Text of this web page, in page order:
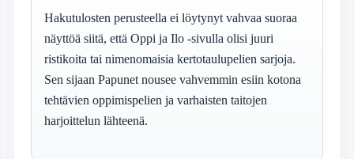
Hakutulosten perusteella ei löytynyt vahvaa suoraa
näyttöä siitä, että Oppi ja Ilo -sivulla olisi juuri
ristikoita tai nimenomaisia kertotaulupelien sarjoja.
Sen sijaan Papunet nousee vahvemmin esiin kotona
tehtävien oppimispelien ja varhaisten taitojen
harjoittelun lähteenä.